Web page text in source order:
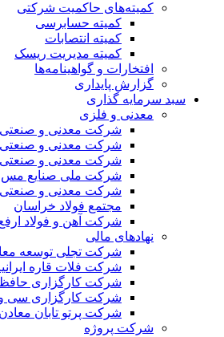
کمیته‌های حاکمیت شرکتی
کمیته حسابرسی
کمیته انتصابات
کمیته مدیریت ریسک
افتخارات و گواهینامه‌ها
گزارش پایداری
سبد سرمایه گذاری
معدنی و فلزی
شرکت معدنی و صنعتی
شرکت معدنی و صنعتی
شرکت معدنی و صنعتی
شرکت ملی صنایع مس
شرکت معدنی و صنعتی
مجتمع فولاد خراسان
شرکت آهن و فولاد
نهادهای مالی
شرکت تجلی توسعه
شرکت فلات قاره
شرکت کارگزاری
شرکت کارگزاری سی
شرکت پرتو تابان
شرکت پروژه